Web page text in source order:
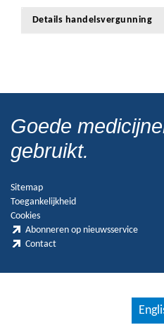
Details handelsvergunning
Goede
gebruikt.
Sitemap
Toegankelijkheid
Cookies
Abonneren op nieuwsservice
Contact